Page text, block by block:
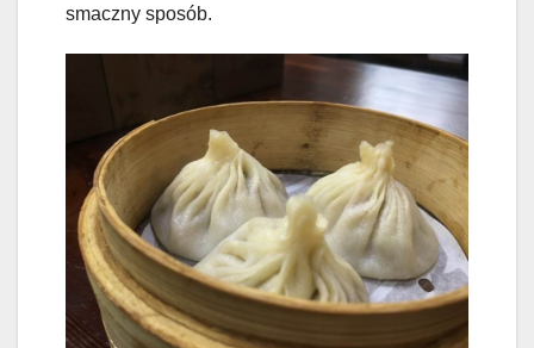
smaczny sposób.